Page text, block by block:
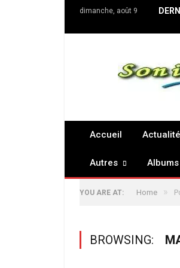
dimanche, août 9
Accueil Actualité
Autres
YOU ARE AT: Home »
BROWSING: